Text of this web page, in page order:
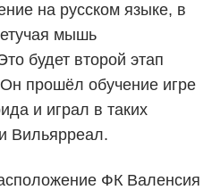
на русском языке, в
мышь
будет второй этап
прошёл обучение игре
и играл в таких
Вильярреал.
ФК Валенсия